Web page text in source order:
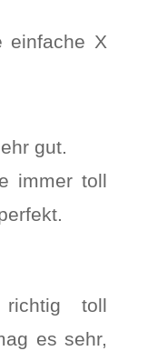
X
gut.
immer toll
toll
es sehr,